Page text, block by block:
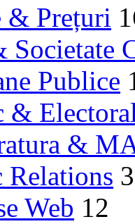
& Prețuri
Societate
Publice
&
&
Relations
Web 12